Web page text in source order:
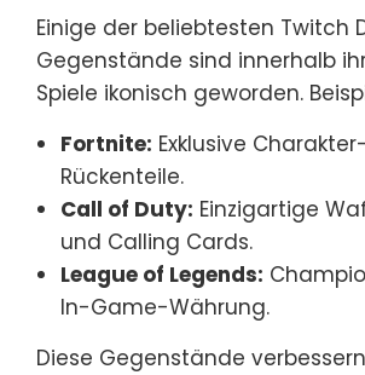
Einige der beliebtesten Twitch
Gegenstände sind innerhalb
Spiele ikonisch geworden.
Fortnite: Exklusive
Rückenteile.
Call of Duty: Einzigartige
und Calling Cards.
League of Legends:
In-Game-Währung.
Diese Gegenstände